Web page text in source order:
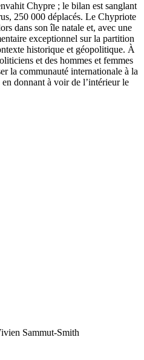
Chypre ; le bilan est sanglant
250 000 déplacés. Le Chypriote
dans son île natale et, avec une
exceptionnel sur la partition
historique et géopolitique. À
et des hommes et femmes
la communauté internationale à la
donnant à voir de l’intérieur le
Sammut-Smith